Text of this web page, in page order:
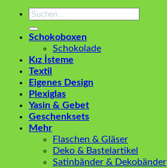
Suchen
Schokoboxen
Schokolade
Kız İsteme
Textil
Eigenes Design
Plexiglas
Yasin & Gebet
Geschenksets
Mehr
Flaschen & Gläser
Deko & Bastelartikel
Satinbänder & Dekobänder